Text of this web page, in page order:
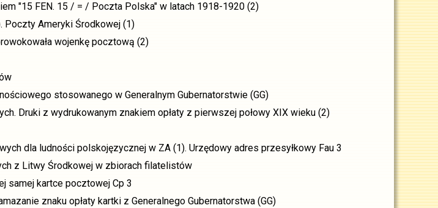
"15 FEN. 15 / = / Poczta Polska" w latach 1918-1920 (2)
Poczty Ameryki Środkowej (1)
wojenkę pocztową (2)
stosowanego w Generalnym Gubernatorstwie (GG)
Druki z wydrukowanym znakiem opłaty z pierwszej połowy XIX wieku (2)
dla ludności polskojęzycznej w ZA (1). Urzędowy adres przesyłkowy Fau 3
z Litwy Środkowej w zbiorach filatelistów
samej kartce pocztowej Cp 3
znaku opłaty kartki z Generalnego Gubernatorstwa (GG)